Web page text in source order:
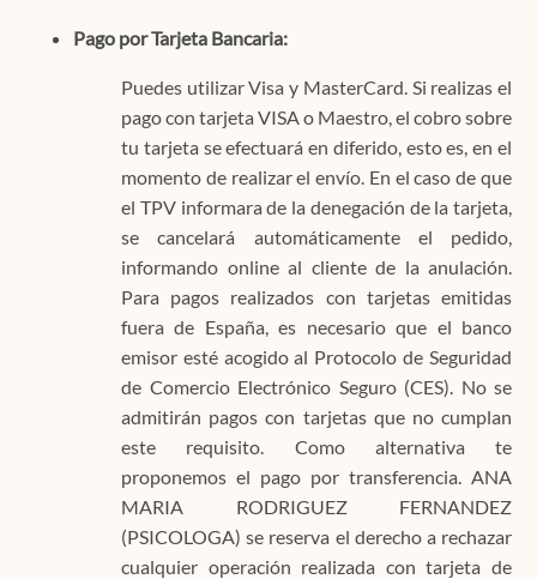
Pago por Tarjeta Bancaria:
Puedes utilizar Visa y MasterCard. Si realizas el
pago con tarjeta VISA o Maestro, el cobro sobre
tu tarjeta se efectuará en diferido, esto es, en el
momento de realizar el envío. En el caso de que
el TPV informara de la denegación de la tarjeta,
se cancelará automáticamente el pedido,
informando online al cliente de la anulación.
Para pagos realizados con tarjetas emitidas
fuera de España, es necesario que el banco
emisor esté acogido al Protocolo de Seguridad
de Comercio Electrónico Seguro (CES). No se
admitirán pagos con tarjetas que no cumplan
este requisito. Como alternativa te
proponemos el pago por transferencia. ANA
MARIA RODRIGUEZ FERNANDEZ
(PSICOLOGA) se reserva el derecho a rechazar
cualquier operación realizada con tarjeta de